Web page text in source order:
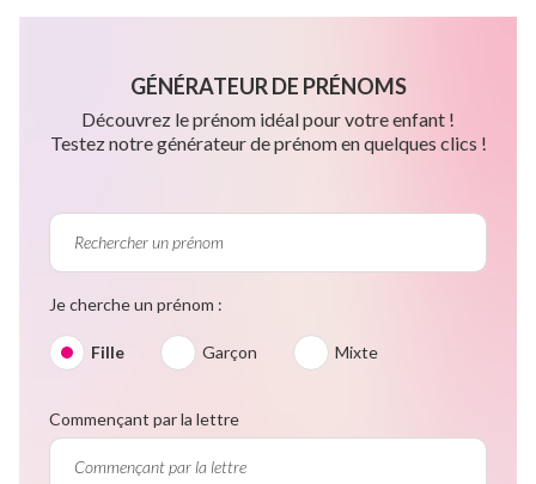
GÉNÉRATEUR DE PRÉNOMS
Découvrez le prénom idéal pour votre enfant !
Testez notre générateur de prénom en quelques clics !
Je cherche un prénom :
Fille Garçon Mixte
Commençant par la lettre